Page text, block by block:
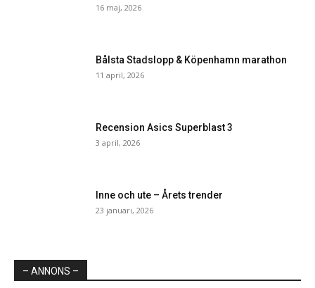
16 maj, 2026
Bålsta Stadslopp & Köpenhamn marathon
11 april, 2026
Recension Asics Superblast 3
3 april, 2026
Inne och ute – Årets trender
23 januari, 2026
– ANNONS –